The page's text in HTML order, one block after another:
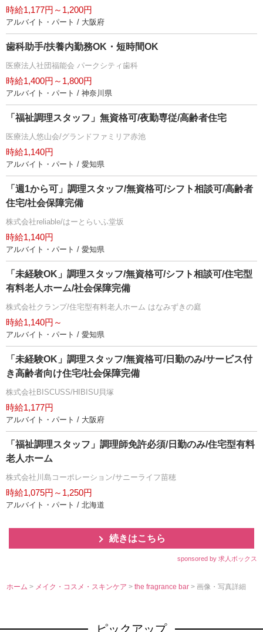
時給1,177円～1,200円
アルバイト・パート / 大阪府
歯科助手/扶養内勤務OK・短時間OK
医療法人社団福能会 パークシティ歯科
時給1,400円～1,800円
アルバイト・パート / 神奈川県
「福祉調理スタッフ」無資格可/夜勤専従/高齢者住宅
医療法人悠山会/グランドファミリア赤池
時給1,140円
アルバイト・パート / 愛知県
「週1から可」調理スタッフ/無資格可/シフト相談可/高齢者
住宅/社会保障完備
株式会社reliable/はーとらいふ堂坂
時給1,140円
アルバイト・パート / 愛知県
「未経験OK」調理スタッフ/無資格可/シフト相談可/住宅型
有料老人ホーム/社会保障完備
株式会社クランプ/住宅型有料老人ホーム はなみずきの庭
時給1,140円～
アルバイト・パート / 愛知県
「未経験OK」調理スタッフ/無資格可/日勤のみ/サービス付
き高齢者向け住宅/社会保障完備
株式会社BISCUSS/HIBISU貝塚
時給1,177円
アルバイト・パート / 大阪府
「福祉調理スタッフ」調理師免許必須/日勤のみ/住宅型有料
老人ホーム
株式会社川島コーポレーション/サニーライフ苗穂
時給1,075円～1,250円
アルバイト・パート / 北海道
続きはこちら
sponsored by 求人ボックス
ホーム > メイク・コスメ・スキンケア>the fragrance bar> 画像・写真詳細
ピックアップ